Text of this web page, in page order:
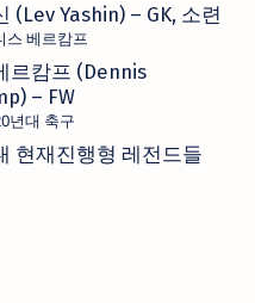
(Lev Yashin) – GK, 소련
스 베르캄프
르캄프 (Dennis
– FW
년대 축구
현재진행형 레전드들